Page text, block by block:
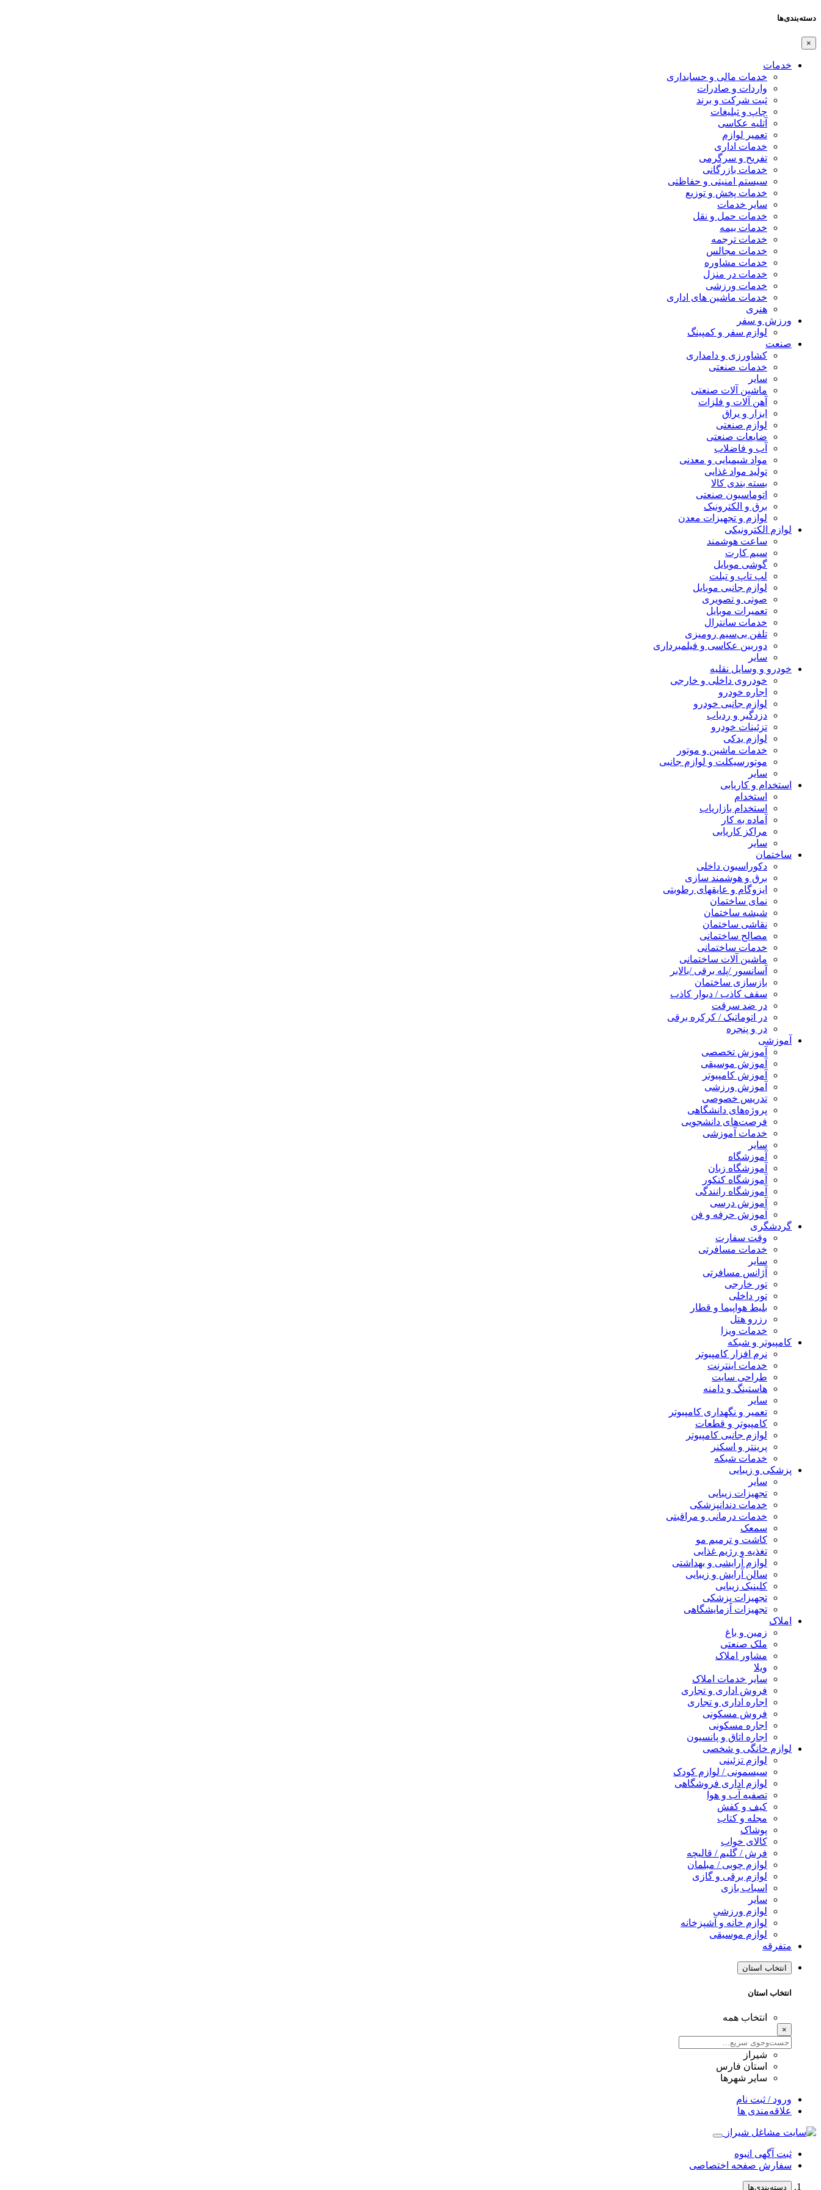
دسته‌بندی‌ها
×
خدمات
خدمات مالی و حسابداری
واردات و صادرات
ثبت شرکت و برند
چاپ و تبلیغات
آتلیه عکاسی
تعمیر لوازم
خدمات اداری
تفریح و سرگرمی
خدمات بازرگانی
سیستم امنیتی و حفاظتی
خدمات پخش و توزیع
سایر خدمات
خدمات حمل و نقل
خدمات بیمه
خدمات ترجمه
خدمات مجالس
خدمات مشاوره
خدمات در منزل
خدمات ورزشی
خدمات ماشین های اداری
هنری
ورزش و سفر
لوازم سفر و کمپینگ
صنعت
کشاورزی و دامداری
خدمات صنعتی
سایر
ماشین آلات صنعتی
آهن آلات و فلزات
ابزار و یراق
لوازم صنعتی
ضایعات صنعتی
آب و فاضلاب
مواد شیمیایی و معدنی
تولید مواد غذایی
بسته بندی کالا
اتوماسیون صنعتی
برق و الکترونیک
لوازم و تجهیزات معدن
لوازم الکترونیکی
ساعت هوشمند
سیم کارت
گوشی موبایل
لپ تاپ و تبلت
لوازم جانبی موبایل
صوتی و تصویری
تعمیرات موبایل
خدمات سانترال
تلفن بی‌سیم رومیزی
دوربین عکاسی و فیلمبرداری
سایر
خودرو و وسایل نقلیه
خودروی داخلی و خارجی
اجاره خودرو
لوازم جانبی خودرو
دزدگیر و ردیاب
تزئینات خودرو
لوازم یدکی
خدمات ماشین و موتور
موتورسیکلت و لوازم جانبی
سایر
استخدام و کاریابی
استخدام
استخدام بازاریاب
آماده به کار
مراکز کاریابی
سایر
ساختمان
دکوراسیون داخلی
برق و هوشمند سازی
ایزوگام و عایقهای رطوبتی
نمای ساختمان
شیشه ساختمان
نقاشی ساختمان
مصالح ساختمانی
خدمات ساختمانی
ماشین آلات ساختمانی
آسانسور /پله برقی /بالابر
بازسازی ساختمان
سقف کاذب / دیوار کاذب
در ضد سرقت
در اتوماتیک / کرکره برقی
در و پنجره
آموزشی
آموزش تخصصی
آموزش موسیقی
آموزش کامپیوتر
آموزش ورزشی
تدریس خصوصی
پروژه‌های دانشگاهی
فرصت‌های دانشجویی
خدمات آموزشی
سایر
آموزشگاه
آموزشگاه زبان
آموزشگاه کنکور
آموزشگاه رانندگی
آموزش درسی
آموزش حرفه و فن
گردشگری
وقت سفارت
خدمات مسافرتی
سایر
آژانس مسافرتی
تور خارجی
تور داخلی
بلیط هواپیما و قطار
رزرو هتل
خدمات ویزا
کامپیوتر و شبکه
نرم افزار کامپیوتر
خدمات اینترنت
طراحی سایت
هاستینگ و دامنه
سایر
تعمیر و نگهداری کامپیوتر
کامپیوتر و قطعات
لوازم جانبی کامپیوتر
پرینتر و اسکنر
خدمات شبکه
پزشکی و زیبایی
سایر
تجهیزات زیبایی
خدمات دندانپزشکی
خدمات درمانی و مراقبتی
سمعک
کاشت و ترمیم مو
تغذیه و رژیم غذایی
لوازم آرایشی و بهداشتی
سالن آرایش و زیبایی
کلینیک زیبایی
تجهیزات پزشکی
تجهیزات آزمایشگاهی
املاک
زمین و باغ
ملک صنعتی
مشاور املاک
ویلا
سایر خدمات املاک
فروش اداری و تجاری
اجاره اداری و تجاری
فروش مسکونی
اجاره مسکونی
اجاره اتاق و پانسیون
لوازم خانگی و شخصی
لوازم تزئینی
سیسمونی / لوازم کودک
لوازم اداری فروشگاهی
تصفیه آب و هوا
کیف و کفش
مجله و کتاب
پوشاک
کالای خواب
فرش / گلیم / قالیچه
لوازم چوبی / مبلمان
لوازم برقی و گازی
اسباب بازی
سایر
لوازم ورزشی
لوازم خانه و آشپزخانه
لوازم موسیقی
متفرقه
انتخاب استان
انتخاب استان
انتخاب همه
×
شیراز
استان فارس
سایر شهرها
ورود / ثبت نام
علاقه‌مندی ها
ثبت آگهی انبوه
سفارش صفحه اختصاصی
دسته‌بندی‌ها